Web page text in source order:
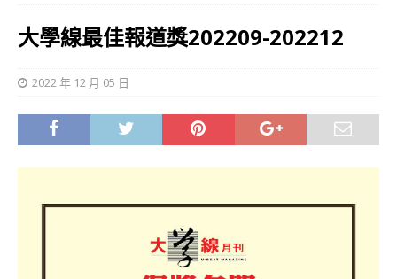
大學線最佳報道獎202209-202212
2022 年 12 月 05 日